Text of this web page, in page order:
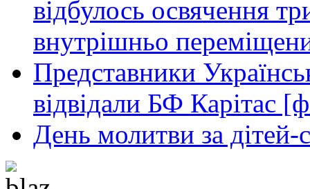
відбулось освячення
внутрішньо
Представники
відвідали БФ Карітас
День молитви за дітей-